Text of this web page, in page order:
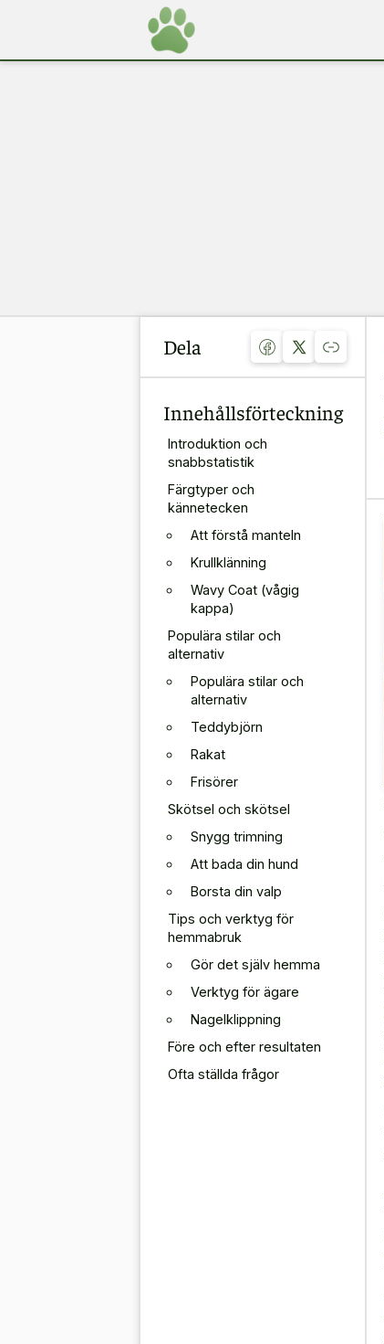
Dela
Innehållsförteckning
Introduktion och
snabbstatistik
Färgtyper och
kännetecken
Att förstå manteln
Krullklänning
Wavy Coat (vågig
kappa)
Populära stilar och
alternativ
Populära stilar och
alternativ
Teddybjörn
Rakat
Frisörer
Skötsel och skötsel
Snygg trimning
Att bada din hund
Borsta din valp
Tips och verktyg för
hemmabruk
Gör det själv hemma
Verktyg för ägare
Nagelklippning
Före och efter resultaten
Ofta ställda frågor